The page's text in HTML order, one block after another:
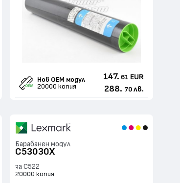
Нов ОЕМ модул
20000 копия
147. 61 EUR
288. 70 лв.
Барабанен модул
C53030X
за C522
20000 копия